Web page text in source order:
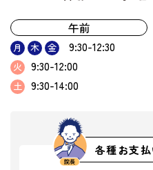
午前
月 木 金 9:30-12:30
火 9:30-12:00
土 9:30-14:00
各種お支